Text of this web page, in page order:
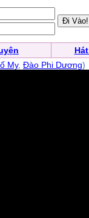
My, Đào Phi Dương)